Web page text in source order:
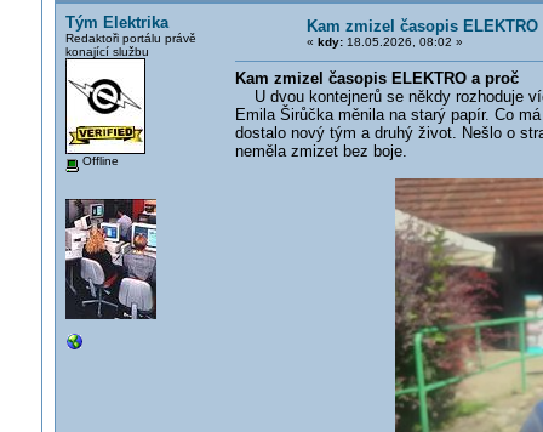
Tým Elektrika
Redaktoři portálu právě
konající službu
Offline
Kam zmizel časopis ELEKTRO
« kdy:18.05.2026, 08:02 »
Kam zmizel časopis ELEKTRO a proč
U dvou kontejnerů se někdy rozhoduje
Emila Širůčka měnila na starý papír. Co
dostalo nový tým a druhý život. Nešlo o
neměla zmizet bez boje.